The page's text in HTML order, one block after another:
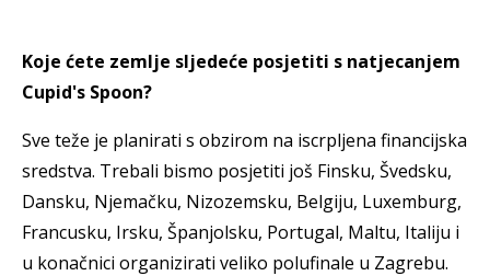
Koje ćete zemlje sljedeće posjetiti s natjecanjem
Cupid's Spoon?
Sve teže je planirati s obzirom na iscrpljena financijska
sredstva. Trebali bismo posjetiti još Finsku, Švedsku,
Dansku, Njemačku, Nizozemsku, Belgiju, Luxemburg,
Francusku, Irsku, Španjolsku, Portugal, Maltu, Italiju i
u konačnici organizirati veliko polufinale u Zagrebu.